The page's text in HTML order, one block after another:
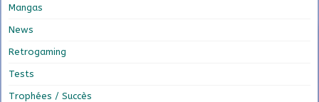
Mangas
News
Retrogaming
Tests
Trophées / Succès